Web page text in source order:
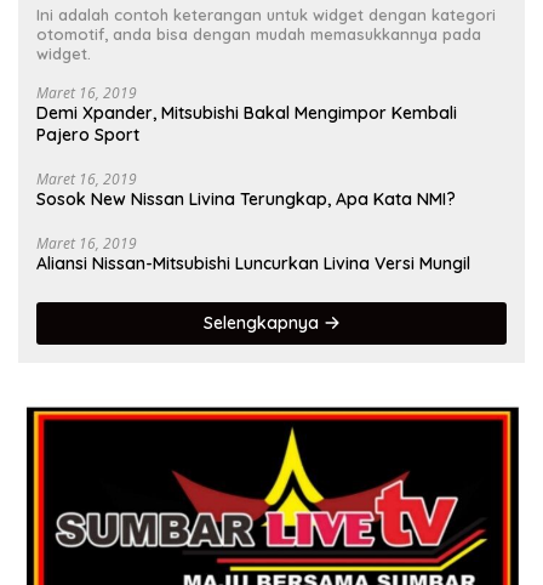
Ini adalah contoh keterangan untuk widget dengan kategori
otomotif, anda bisa dengan mudah memasukkannya pada
widget.
Maret 16, 2019
Demi Xpander, Mitsubishi Bakal Mengimpor Kembali
Pajero Sport
Maret 16, 2019
Sosok New Nissan Livina Terungkap, Apa Kata NMI?
Maret 16, 2019
Aliansi Nissan-Mitsubishi Luncurkan Livina Versi Mungil
Selengkapnya